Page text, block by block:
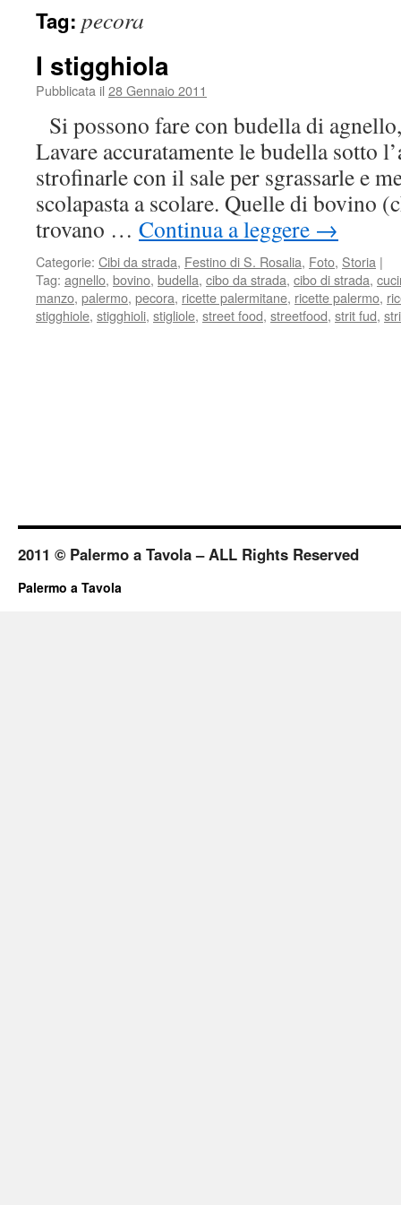
Tag: pecora
I stigghiola
Pubblicata il 28 Gennaio 2011
Si possono fare con budella di
Lavare accuratamente le budella sotto
strofinarle con il sale per sgrassarle e
scolapasta a scolare. Quelle di bovino
trovano … Continua a leggere →
Categorie: Cibi da strada, Festino di S. Rosalia, Foto, Storia |
Tag: agnello, bovino, budella, cibo da strada, cibo di strada,
manzo, palermo, pecora, ricette palermitane, ricette palermo,
stigghiole, stigghioli, stigliole, street food, streetfood, strit fud,
2011 © Palermo a Tavola – ALL Rights Reserved
Palermo a Tavola